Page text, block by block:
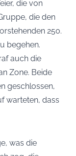
die von
die den
250.
begehen.
auch die
Zone. Beide
geschlossen,
warteten, dass
was die